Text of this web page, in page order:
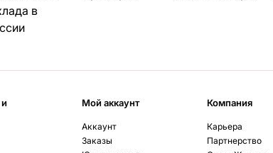
в
Мой аккаунт
Аккаунт
Заказы
Компания
Карьера
Партнерство